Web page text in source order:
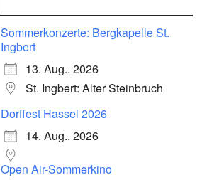
Sommerkonzerte: Bergkapelle St.
Ingbert
13. Aug.. 2026
St. Ingbert: Alter Steinbruch
Dorffest Hassel 2026
14. Aug.. 2026
Open Air-Sommerkino